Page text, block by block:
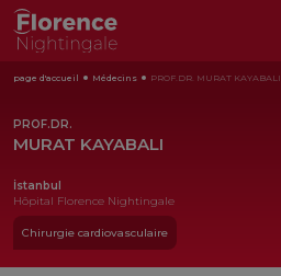
page d'accueil Médecins PROF.DR. MURAT KAYABALI
PROF.DR.
MURAT KAYABALI
İstanbul
Hôpital Florence Nightingale
Chirurgie cardiovasculaire